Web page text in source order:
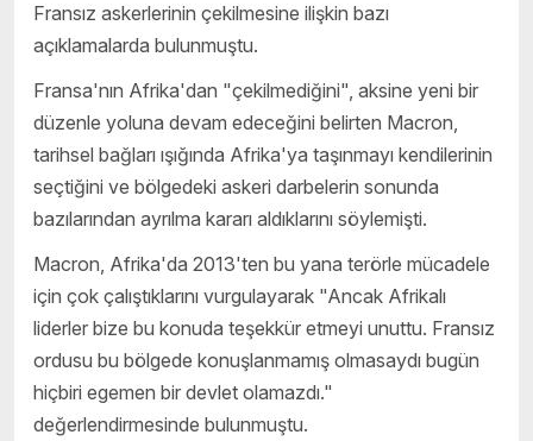
Fransız askerlerinin çekilmesine ilişkin bazı
açıklamalarda bulunmuştu.
Fransa'nın Afrika'dan "çekilmediğini", aksine yeni bir
düzenle yoluna devam edeceğini belirten Macron,
tarihsel bağları ışığında Afrika'ya taşınmayı kendilerinin
seçtiğini ve bölgedeki askeri darbelerin sonunda
bazılarından ayrılma kararı aldıklarını söylemişti.
Macron, Afrika'da 2013'ten bu yana terörle mücadele
için çok çalıştıklarını vurgulayarak "Ancak Afrikalı
liderler bize bu konuda teşekkür etmeyi unuttu. Fransız
ordusu bu bölgede konuşlanmamış olmasaydı bugün
hiçbiri egemen bir devlet olamazdı."
değerlendirmesinde bulunmuştu.